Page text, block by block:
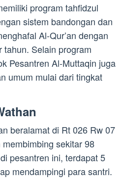
program tahfidzul
sistem bandongan dan
Al-Qur’an dengan
Selain program
Pesantren Al-Muttaqin juga
umum mulai dari tingkat
beralamat di Rt 026 Rw 07
sekitar 98
pesantren ini, terdapat 5
mendampingi para santri.